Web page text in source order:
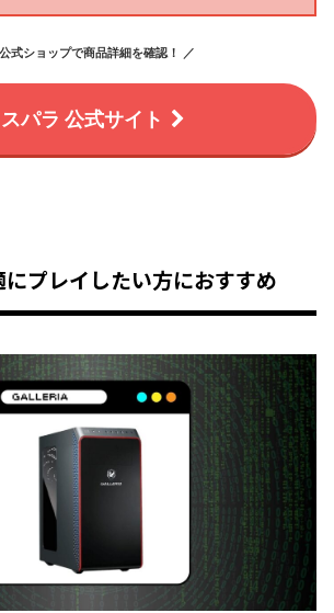
式ショップで商品詳細を確認！ ／
スパラ 公式サイト
プレイしたい方におすすめ